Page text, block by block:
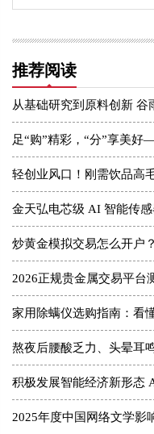
推荐阅读
轻创业风口！刚需饮品高
炒黄金模拟交易怎么开户